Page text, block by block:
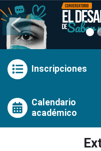
Anterior
Inscripciones
Calendario
académico